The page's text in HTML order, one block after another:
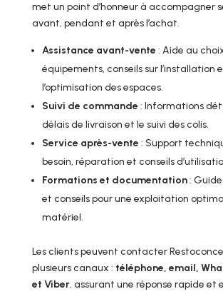
met un point d’honneur à accompagner
avant, pendant et après l’achat.
Assistance avant-vente : Aide au
équipements, conseils sur l’installation
l’optimisation des espaces.
Suivi de commande : Informations
délais de livraison et le suivi des colis.
Service après-vente : Support
besoin, réparation et conseils
Formations et documentation:
et conseils pour une exploitation
matériel.
Les clients peuvent contacter
plusieurs canaux : téléphone, email,
et Viber, assurant une réponse rapide et